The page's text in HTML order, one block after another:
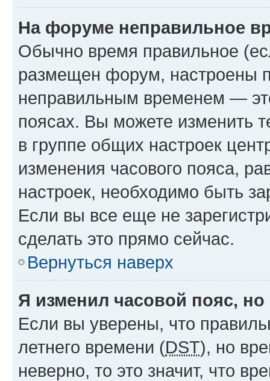
На форуме неправильное
Обычно время правильное
размещен форум, настроены
неправильным временем —
поясах. Вы можете изменить
в группе общих настроек
изменения часового пояса,
настроек, необходимо быть
Если вы все еще не
сделать это прямо сейчас.
Вернуться наверх
Я изменил часовой пояс,
Если вы уверены, что
летнего времени (DST), но
неверно, то это значит, что